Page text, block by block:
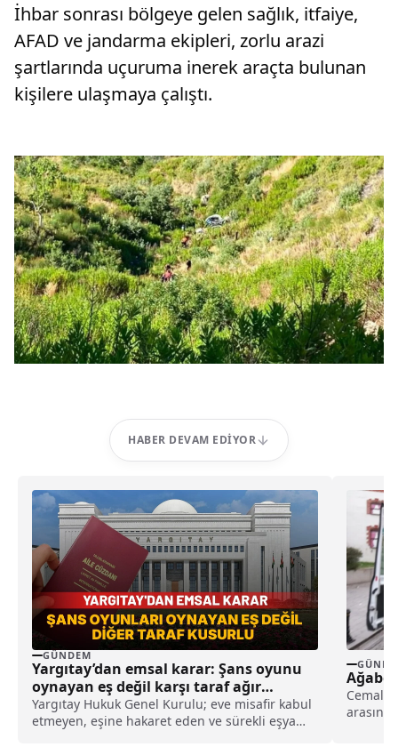
İhbar sonrası bölgeye gelen sağlık, itfaiye,
AFAD ve jandarma ekipleri, zorlu arazi
şartlarında uçuruma inerek araçta bulunan
kişilere ulaşmaya çalıştı.
HABER DEVAM EDIYOR
GÜNDEM
Yargıtay’dan emsal karar: Şans oyunu
oynayan eş değil karşı taraf ağır
kusurlu sayıldı
Yargıtay Hukuk Genel Kurulu; eve misafir kabul
etmeyen, eşine hakaret eden ve sürekli eşya